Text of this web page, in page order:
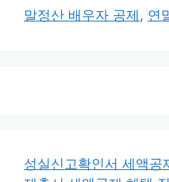
말정산 배우자 공제 , 연
성실신고확인서 세액공